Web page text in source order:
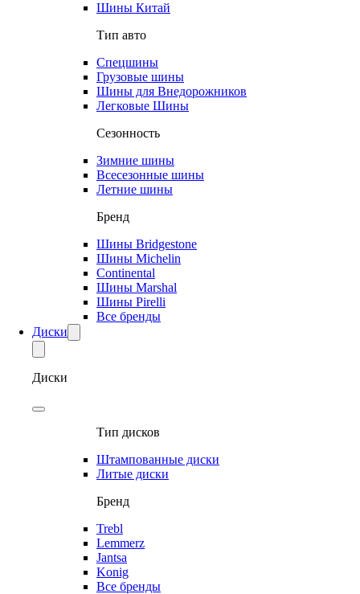
Шины Китай
Тип авто
Спецшины
Грузовые шины
Шины для Внедорожников
Легковые Шины
Сезонность
Зимние шины
Всесезонные шины
Летние шины
Бренд
Шины Bridgestone
Шины Michelin
Continental
Шины Marshal
Шины Pirelli
Все бренды
Диски
Диски
Тип дисков
Штампованные диски
Литые диски
Бренд
Trebl
Lemmerz
Jantsa
Konig
Все бренды